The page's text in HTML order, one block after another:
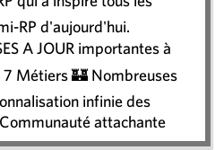
RP d'aujourd'hui.
A JOUR importantes à
Métiers 🏰 Nombreuses
infinie des
attachante